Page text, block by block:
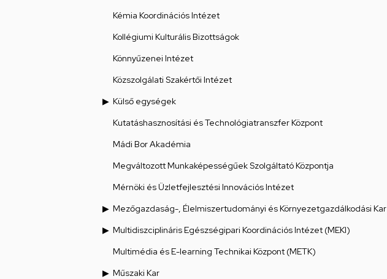
Kémia Koordinációs Intézet
Kollégiumi Kulturális Bizottságok
Könnyűzenei Intézet
Közszolgálati Szakértői Intézet
Külső egységek
Kutatáshasznosítási és Technológiatranszfer Központ
Mádi Bor Akadémia
Megváltozott Munkaképességűek Szolgáltató Központja
Mérnöki és Üzletfejlesztési Innovációs Intézet
Mezőgazdaság-, Élelmiszertudományi és Környezetgazdálkodási Kar
Multidiszciplináris Egészségipari Koordinációs Intézet (MEKI)
Multimédia és E-learning Technikai Központ (METK)
Műszaki Kar